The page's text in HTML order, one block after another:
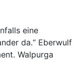
eine
da.“ Eberwulf
Walpurga